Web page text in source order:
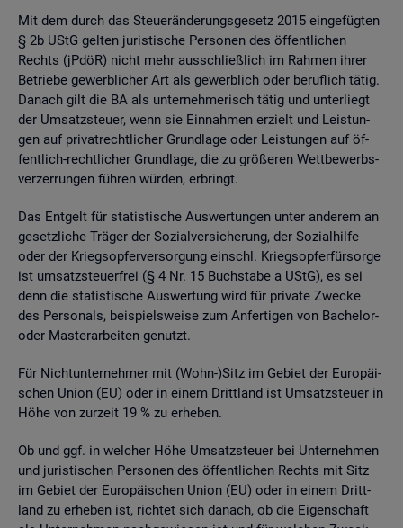
Mit dem durch das Steu­er­än­de­rungs­ge­setz 2015 ein­ge­füg­ten
§ 2b UStG gel­ten ju­ris­ti­sche Per­so­nen des öf­fent­li­chen
Rechts (jPdöR) nicht mehr aus­schlie­ß­lich im Rah­men ihrer
Be­trie­be ge­werb­li­cher Art als ge­werb­lich oder be­ruf­lich tätig.
Da­nach gilt die BA als un­ter­neh­me­risch tätig und un­ter­liegt
der Um­satz­steu­er, wenn sie Ein­nah­men er­zielt und Leis­tun­
gen auf pri­vat­recht­li­cher Grund­la­ge oder Leis­tun­gen auf öf­
fent­lich-recht­li­cher Grund­la­ge, die zu grö­ße­ren Wett­be­werbs­
ver­zer­run­gen füh­ren wür­den, er­bringt.
Das Ent­gelt für sta­tis­ti­sche Aus­wer­tun­gen unter an­de­rem an
ge­setz­li­che Trä­ger der So­zi­al­ver­si­che­rung, der So­zi­al­hil­fe
oder der Kriegs­op­fer­ver­sor­gung einschl. Kriegs­op­fer­für­sor­ge
ist um­satz­steu­er­frei (§ 4 Nr. 15 Buch­sta­be a UStG), es sei
denn die sta­tis­ti­sche Aus­wer­tung wird für pri­va­te Zwe­cke
des Per­so­nals, bei­spiels­wei­se zum An­fer­ti­gen von Ba­che­lor-
oder Mas­ter­ar­bei­ten ge­nutzt.
Für Nicht­un­ter­neh­mer mit (Wohn-)Sitz im Ge­biet der Eu­ro­päi­
schen Union (EU) oder in einem Dritt­land ist Um­satz­steu­er in
Höhe von zur­zeit 19 % zu er­he­ben.
Ob und ggf. in wel­cher Höhe Um­satz­steu­er bei Un­ter­neh­men
und ju­ris­ti­schen Per­so­nen des öf­fent­li­chen Rechts mit Sitz
im Ge­biet der Eu­ro­päi­schen Union (EU) oder in einem Dritt­
land zu er­he­ben ist, rich­tet sich da­nach, ob die Ei­gen­schaft